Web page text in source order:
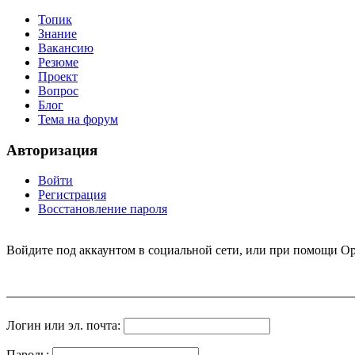
Топик
Знание
Вакансию
Резюме
Проект
Вопрос
Блог
Тема на форум
Авторизация
Войти
Регистрация
Восстановление пароля
Войдите под аккаунтом в социальной сети, или при помощи
Логин или эл. почта: